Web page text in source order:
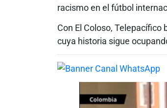
racismo en el fútbol
Con El Coloso,
cuya historia sigue